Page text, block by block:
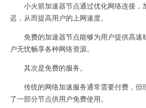
小火箭加速器节点通过优化网络连接，
迟，从而提高用户的上网速度。
免费的加速器节点能够为用户提供高速
户无忧畅享各种网络资源。
其次是免费的服务。
传统的网络加速服务通常需要付费，但
了一部分节点供用户免费使用。